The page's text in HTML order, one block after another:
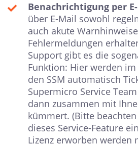
Benachrichtigung per
über E-Mail sowohl
auch akute
Fehlermeldungen
Support gibt es die
Funktion: Hier werden
den SSM automatisch
Supermicro Service
dann zusammen mit
kümmert. (Bitte
dieses Service-Feature
Lizenz erworben werden